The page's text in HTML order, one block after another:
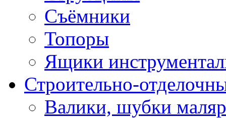
Съёмники
Топоры
Ящики
Строительно-
Валики, шубки